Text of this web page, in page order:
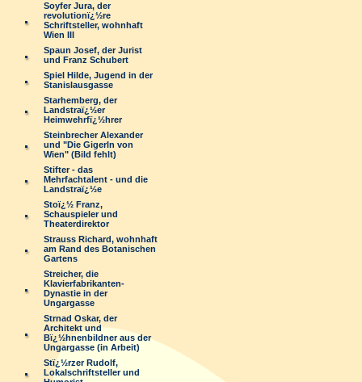
Soyfer Jura, der
revolutionï¿½re
Schriftsteller, wohnhaft
Wien III
Spaun Josef, der Jurist
und Franz Schubert
Spiel Hilde, Jugend in der
Stanislausgasse
Starhemberg, der
Landstraï¿½er
Heimwehrfï¿½hrer
Steinbrecher Alexander
und "Die Gigerln von
Wien" (Bild fehlt)
Stifter - das
Mehrfachtalent - und die
Landstraï¿½e
Stoï¿½ Franz,
Schauspieler und
Theaterdirektor
Strauss Richard, wohnhaft
am Rand des Botanischen
Gartens
Streicher, die
Klavierfabrikanten-
Dynastie in der
Ungargasse
Strnad Oskar, der
Architekt und
Bï¿½hnenbildner aus der
Ungargasse (in Arbeit)
Stï¿½rzer Rudolf,
Lokalschriftsteller und